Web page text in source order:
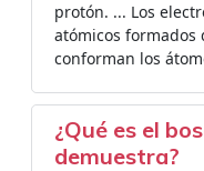
protón. ... Los
atómicos formados
conforman los
¿Qué es el
demuestra?